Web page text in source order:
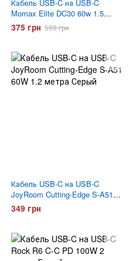
Кабель USB-C на USB-C
Momax Elite DC30 60w 1.5
метра Серый
375 грн 599 грн
Кабель USB-C на USB-C
JoyRoom Cutting-Edge S-A51
60W 1.2 метра Серый
349 грн